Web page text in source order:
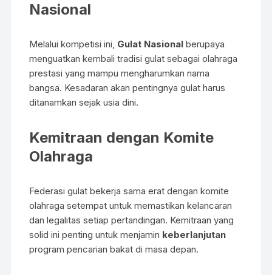
Nasional
Melalui kompetisi ini, Gulat Nasional berupaya
menguatkan kembali tradisi gulat sebagai olahraga
prestasi yang mampu mengharumkan nama
bangsa. Kesadaran akan pentingnya gulat harus
ditanamkan sejak usia dini.
Kemitraan dengan Komite
Olahraga
Federasi gulat bekerja sama erat dengan komite
olahraga setempat untuk memastikan kelancaran
dan legalitas setiap pertandingan. Kemitraan yang
solid ini penting untuk menjamin keberlanjutan
program pencarian bakat di masa depan.